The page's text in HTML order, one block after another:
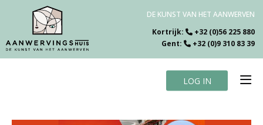
DE KUNST VAN HET AANWERVEN
Kortrijk:
+32 (0)56 225 880
Gent:
+32 (0)9 310 83 39
Vacatures
LOG IN